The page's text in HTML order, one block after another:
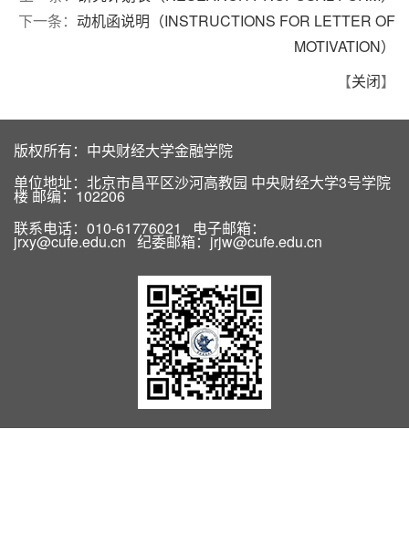
下一条： 动机函说明（INSTRUCTIONS FOR LETTER OF
MOTIVATION）
【关闭】
版权所有：中央财经大学金融学院
单位地址：北京市昌平区沙河高教园 中央财经大学3号学院
楼 邮编：102206
联系电话：010-61776021 电子邮箱：
jrxy@cufe.edu.cn 纪委邮箱：jrjw@cufe.edu.cn